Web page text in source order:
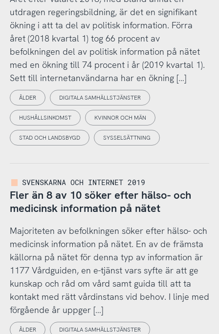
utdragen regeringsbildning, är det en signifikant
ökning i att ta del av politisk information. Förra
året (2018 kvartal 1) tog 66 procent av
befolkningen del av politisk information på nätet
med en ökning till 74 procent i år (2019 kvartal 1).
Sett till internetanvändarna har en ökning […]
ÅLDER DIGITALA SAMHÄLLSTJÄNSTER
HUSHÅLLSINKOMST KVINNOR OCH MÄN
STAD OCH LANDSBYGD SYSSELSÄTTNING
SVENSKARNA OCH INTERNET 2019
Fler än 8 av 10 söker efter hälso- och
medicinsk information på nätet
Majoriteten av befolkningen söker efter hälso- och
medicinsk information på nätet. En av de främsta
källorna på nätet för denna typ av information är
1177 Vårdguiden, en e-tjänst vars syfte är att ge
kunskap och råd om vård samt guida till att ta
kontakt med rätt vårdinstans vid behov. I linje med
förgående år uppger […]
ÅLDER DIGITALA SAMHÄLLSTJÄNSTER